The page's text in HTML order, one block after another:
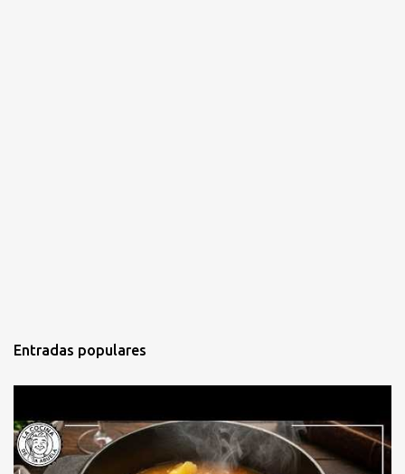
Entradas populares